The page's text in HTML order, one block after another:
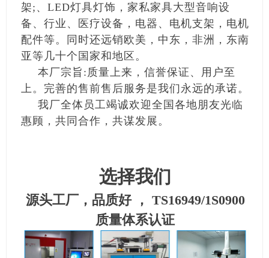
架;、LED灯具灯饰，家私家具大型音响设
备、行业、医疗设备，电器、电机支架，电机
配件等。同时还远销欧美，中东，非洲，东南
亚等几十个国家和地区。
本厂宗旨:质量上来，信誉保证、用户至
上。完善的售前售后服务是我们永远的承诺。
我厂全体员工竭诚欢迎全国各地朋友光临
惠顾，共同合作，共谋发展。
选择我们
源头工厂，品质好 ， TS16949/1S0900
质量体系认证